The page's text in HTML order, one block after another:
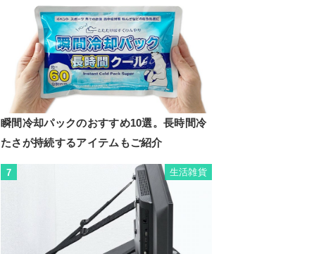
瞬間冷却パックのおすすめ10選。長時間冷
たさが持続するアイテムもご紹介
7 生活雑貨